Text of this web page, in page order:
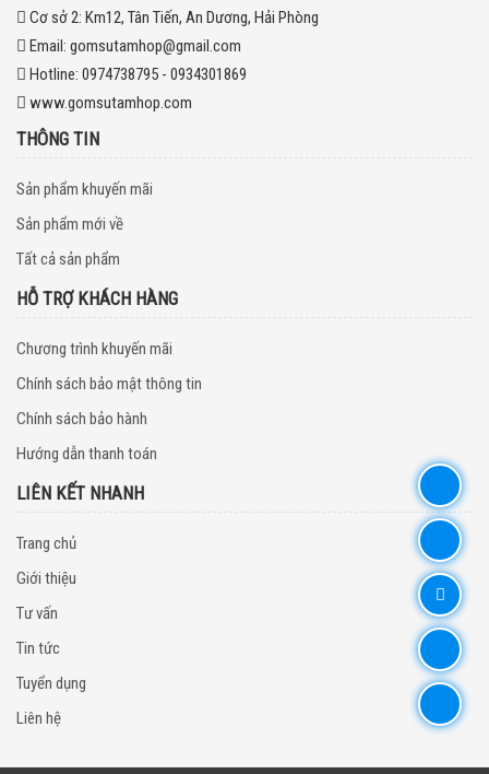
Cơ sở 2: Km12, Tân Tiến, An Dương, Hải Phòng
Email: gomsutamhop@gmail.com
Hotline: 0974738795 - 0934301869
www.gomsutamhop.com
THÔNG TIN
Sản phẩm khuyến mãi
Sản phẩm mới về
Tất cả sản phẩm
HỖ TRỢ KHÁCH HÀNG
Chương trình khuyến mãi
Chính sách bảo mật thông tin
Chính sách bảo hành
Hướng dẫn thanh toán
LIÊN KẾT NHANH
Trang chủ
Giới thiệu
Tư vấn
Tin tức
Tuyển dụng
Liên hệ